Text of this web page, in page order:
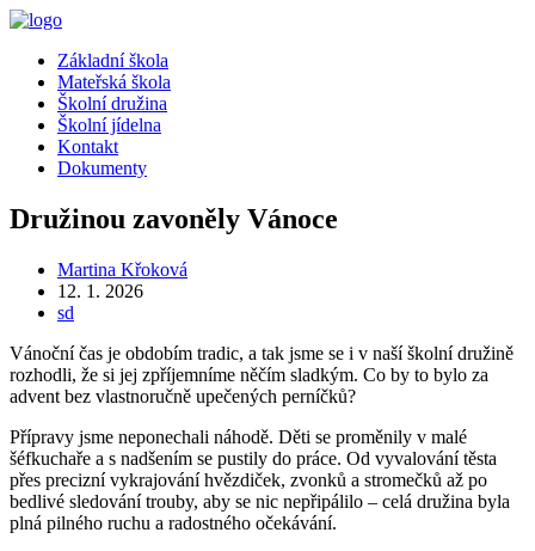
Přejít
obsahu
Menu
Základní škola
Mateřská škola
Školní družina
Školní jídelna
Kontakt
Dokumenty
Družinou zavoněly Vánoce
Autor
příspěvku
Martina Křoková
Příspěvek
byl
12. 1. 2026
Rubriky
sd
Vánoční čas je obdobím tradic, a tak jsme se i v naší školní družině
rozhodli, že si jej zpříjemníme něčím sladkým. Co by to bylo za
advent bez vlastnoručně upečených perníčků?
Přípravy jsme neponechali náhodě. Děti se proměnily v malé
šéfkuchaře a s nadšením se pustily do práce. Od vyvalování těsta
přes precizní vykrajování hvězdiček, zvonků a stromečků až po
bedlivé sledování trouby, aby se nic nepřipálilo – celá družina byla
plná pilného ruchu a radostného očekávání.